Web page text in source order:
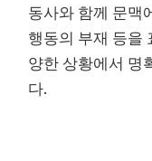
동사와 함께 문맥
행동의 부재 등을
양한 상황에서 명
다.